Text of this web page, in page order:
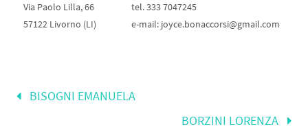
Via Paolo Lilla, 66
57122 Livorno (LI)
tel. 333 7047245
e-mail: joyce.bonaccorsi@gmail.com
BISOGNI EMANUELA
BORZINI LORENZA